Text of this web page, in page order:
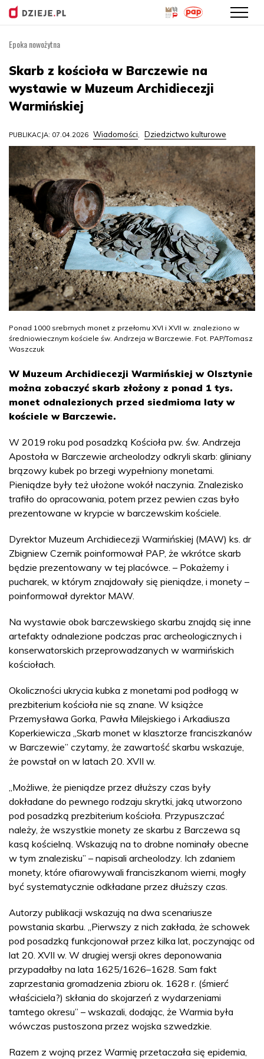
treści
Epoka nowożytna
Skarb z kościoła w Barczewie na
wystawie w Muzeum Archidiecezji
Warmińskiej
PUBLIKACJA: 07.04.2026 Wiadomości, Dziedzictwo kulturowe
Ponad 1000 srebrnych monet z przełomu XVI i XVII w. znaleziono w
średniowiecznym kościele św. Andrzeja w Barczewie. Fot. PAP/Tomasz
Waszczuk
W Muzeum Archidiecezji Warmińskiej w Olsztynie
można zobaczyć skarb złożony z ponad 1 tys.
monet odnalezionych przed siedmioma laty w
kościele w Barczewie.
W 2019 roku pod posadzką Kościoła pw. św. Andrzeja
Apostoła w Barczewie archeolodzy odkryli skarb: gliniany
brązowy kubek po brzegi wypełniony monetami.
Pieniądze były też ułożone wokół naczynia. Znalezisko
trafiło do opracowania, potem przez pewien czas było
prezentowane w krypcie w barczewskim kościele.
Dyrektor Muzeum Archidiecezji Warmińskiej (MAW) ks. dr
Zbigniew Czernik poinformował PAP, że wkrótce skarb
będzie prezentowany w tej placówce. – Pokażemy i
pucharek, w którym znajdowały się pieniądze, i monety –
poinformował dyrektor MAW.
Na wystawie obok barczewskiego skarbu znajdą się inne
artefakty odnalezione podczas prac archeologicznych i
konserwatorskich przeprowadzanych w warmińskich
kościołach.
Okoliczności ukrycia kubka z monetami pod podłogą w
prezbiterium kościoła nie są znane. W książce
Przemysława Gorka, Pawła Milejskiego i Arkadiusza
Koperkiewicza „Skarb monet w klasztorze franciszkanów
w Barczewie” czytamy, że zawartość skarbu wskazuje,
że powstał on w latach 20. XVII w.
„Możliwe, że pieniądze przez dłuższy czas były
dokładane do pewnego rodzaju skrytki, jaką utworzono
pod posadzką prezbiterium kościoła. Przypuszczać
należy, że wszystkie monety ze skarbu z Barczewa są
kasą kościelną. Wskazują na to drobne nominały obecne
w tym znalezisku” – napisali archeolodzy. Ich zdaniem
monety, które ofiarowywali franciszkanom wierni, mogły
być systematycznie odkładane przez dłuższy czas.
Autorzy publikacji wskazują na dwa scenariusze
powstania skarbu. „Pierwszy z nich zakłada, że schowek
pod posadzką funkcjonował przez kilka lat, poczynając od
lat 20. XVII w. W drugiej wersji okres deponowania
przypadałby na lata 1625/1626–1628. Sam fakt
zaprzestania gromadzenia zbioru ok. 1628 r. (śmierć
właściciela?) skłania do skojarzeń z wydarzeniami
tamtego okresu” – wskazali, dodając, że Warmia była
wówczas pustoszona przez wojska szwedzkie.
Razem z wojną przez Warmię przetaczała się epidemia,